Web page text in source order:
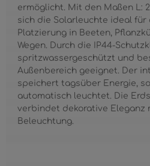
ermöglicht. Mit den Maßen L:
sich die Solarleuchte ideal für
Platzierung in Beeten,
Wegen. Durch die IP44-
spritzwassergeschützt und
Außenbereich geeignet. Der
speichert tagsüber Energie,
automatisch leuchtet. Die
verbindet dekorative Eleganz
Beleuchtung.